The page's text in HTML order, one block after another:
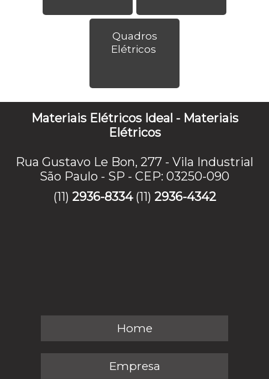
Quadros
Elétricos
Materiais Elétricos Ideal - Materiais
Elétricos
Rua Gustavo Le Bon, 277 - Vila Industrial
São Paulo - SP - CEP: 03250-090
(11) 2936-8334 (11) 2936-4342
Home
Empresa